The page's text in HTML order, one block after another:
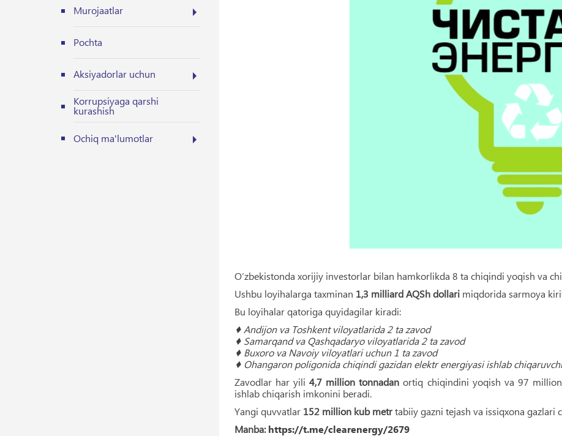
Murojaatlar
Pochta
Aksiyadorlar uchun
Korrupsiyaga qarshi
kurashish
Ochiq ma'lumotlar
O‘zbekistonda xorijiy investorlar bilan hamkorlikda 8 ta chiqindi yoqish va
Ushbu loyihalarga taxminan 1,3 milliard AQSh dollarimiqdorida sarmoya
Bu loyihalar qatoriga quyidagilar kiradi:
♦ Andijon va Toshkent viloyatlarida 2 ta zavod
♦ Samarqand va Qashqadaryo viloyatlarida 2 ta zavod
♦ Buxoro va Navoiy viloyatlari uchun 1 ta zavod
♦ Ohangaron poligonida chiqindi gazidan elektr energiyasi ishlab
Zavodlar har yili 4,7 million tonnadan ortiq chiqindini yoqish va 97
ishlab chiqarish imkonini beradi.
Yangi quvvatlar 152 million kub metrtabiiy gazni tejash va issiqxona
Manba: https://t.me/clearenergy/2679